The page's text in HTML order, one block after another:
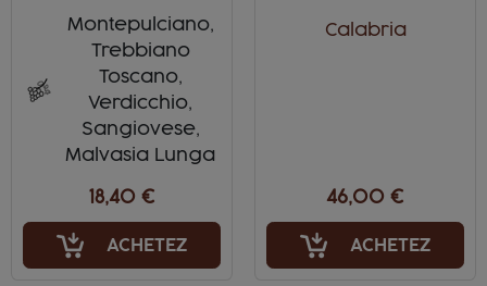
Montepulciano,
Trebbiano
Toscano,
Verdicchio,
Sangiovese,
Malvasia Lunga
18,40 €
ACHETEZ
Calabria
46,00 €
ACHETEZ